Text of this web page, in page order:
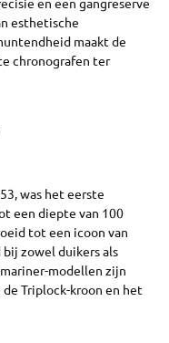
esthetische
maakt de
chronografen ter
was het eerste
een diepte van 100
tot een icoon van
zowel duikers als
modellen zijn
Triplock-kroon en het